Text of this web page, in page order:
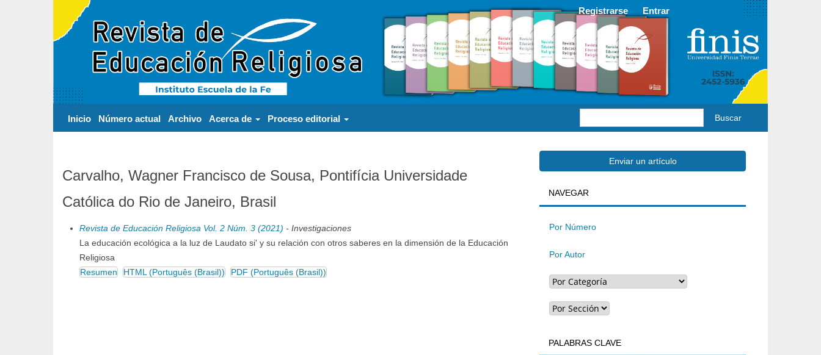
Registrarse Entrar
Inicio Número actual Archivo Acerca de Proceso editorial Buscar
Carvalho, Wagner Francisco de Sousa, Pontifícia Universidade
Católica do Rio de Janeiro, Brasil
Revista de Educación Religiosa Vol. 2 Núm. 3 (2021) - Investigaciones
La educación ecológica a la luz de Laudato si' y su relación con otros saberes en la dimensión de la Educación
Religiosa
Resumen
HTML (Português (Brasil)) PDF (Português (Brasil))
Enviar
un
artículo
Enviar un artículo
BUSQUEDA
NAVEGAR
Por Número
Por Autor
PALABRAS CLAVE